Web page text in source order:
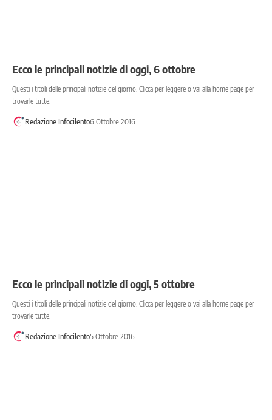
Ecco le principali notizie di oggi, 6 ottobre
Questi i titoli delle principali notizie del giorno. Clicca per leggere o vai alla home page per
trovarle tutte.
Redazione Infocilento6 Ottobre 2016
Ecco le principali notizie di oggi, 5 ottobre
Questi i titoli delle principali notizie del giorno. Clicca per leggere o vai alla home page per
trovarle tutte.
Redazione Infocilento5 Ottobre 2016